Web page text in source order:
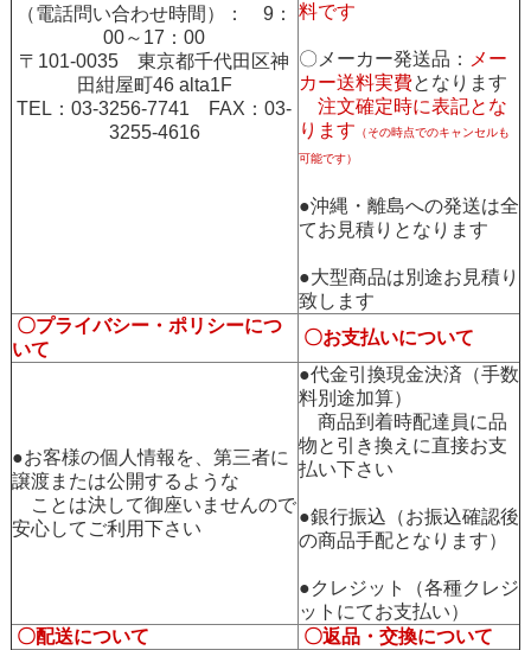
（電話問い合わせ時間）： 9：
00～17：00
〒101-0035 東京都千代田区神
田紺屋町46 alta1F
TEL：03-3256-7741 FAX：03-
3255-4616
料です
〇メーカー発送品： メー
カー送料実費となります
注文確定時に表記とな
ります （その時点でのキャンセルも
可能です）
●沖縄・離島への発送は全
てお見積りとなります
●大型商品は別途お見積り
致します
〇プライバシー・ポリシーにつ
いて
〇お支払いについて
●お客様の個人情報を、第三者に
譲渡または公開するような
ことは決して御座いませんので
安心してご利用下さい
●代金引換現金決済（手数
料別途加算）
商品到着時配達員に品
物と引き換えに直接お支
払い下さい
●銀行振込（お振込確認後
の商品手配となります）
●クレジット（各種クレジ
ットにてお支払い）
〇配送について
〇返品・交換について